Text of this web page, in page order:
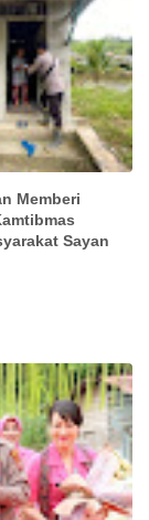
Memberi
Sayan